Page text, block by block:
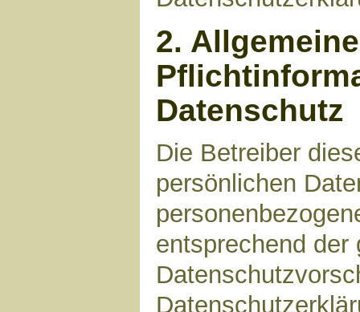
2.
Datenschutz
Die Betreiber
persönlichen
entsprechend der